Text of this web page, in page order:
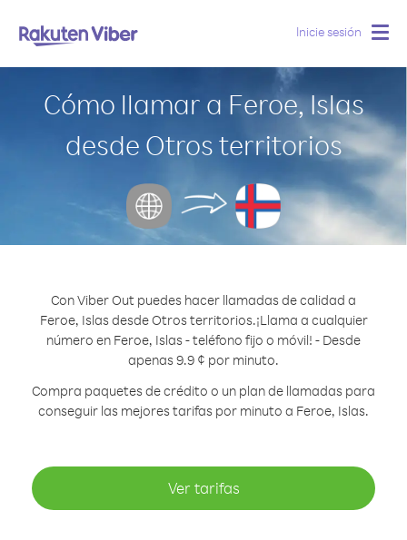
Inicie sesión
Cómo llamar a Feroe, Islas
desde Otros territorios
Con Viber Out puedes hacer llamadas de calidad a
Feroe, Islas desde Otros territorios.¡Llama a cualquier
número en Feroe, Islas - teléfono fijo o móvil! - Desde
apenas 9.9 ¢ por minuto.
Compra paquetes de crédito o un plan de llamadas para
conseguir las mejores tarifas por minuto a Feroe, Islas.
Ver tarifas